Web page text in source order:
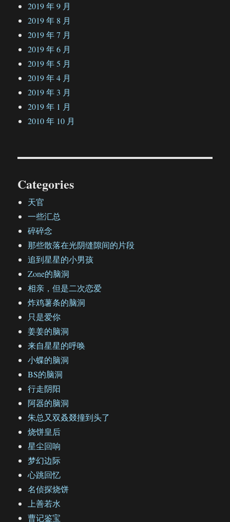
2019 年 9 月
2019 年 8 月
2019 年 7 月
2019 年 6 月
2019 年 5 月
2019 年 4 月
2019 年 3 月
2019 年 1 月
2010 年 10 月
Categories
天官
一些汇总
碎碎念
那些散落在光阴缝隙间的片段
追到星星的小男孩
Zone的脑洞
相亲，但是二次恋爱
炸鸡薯条的脑洞
只是爱你
姜姜的脑洞
来自星星的呼唤
小蝶的脑洞
BS的脑洞
行走阴阳
阿器的脑洞
朱总又双叒叕撞到头了
烧饼皇后
星尘回响
梦幻边际
心跳回忆
名侦探烧饼
上善若水
曹记鉴宝